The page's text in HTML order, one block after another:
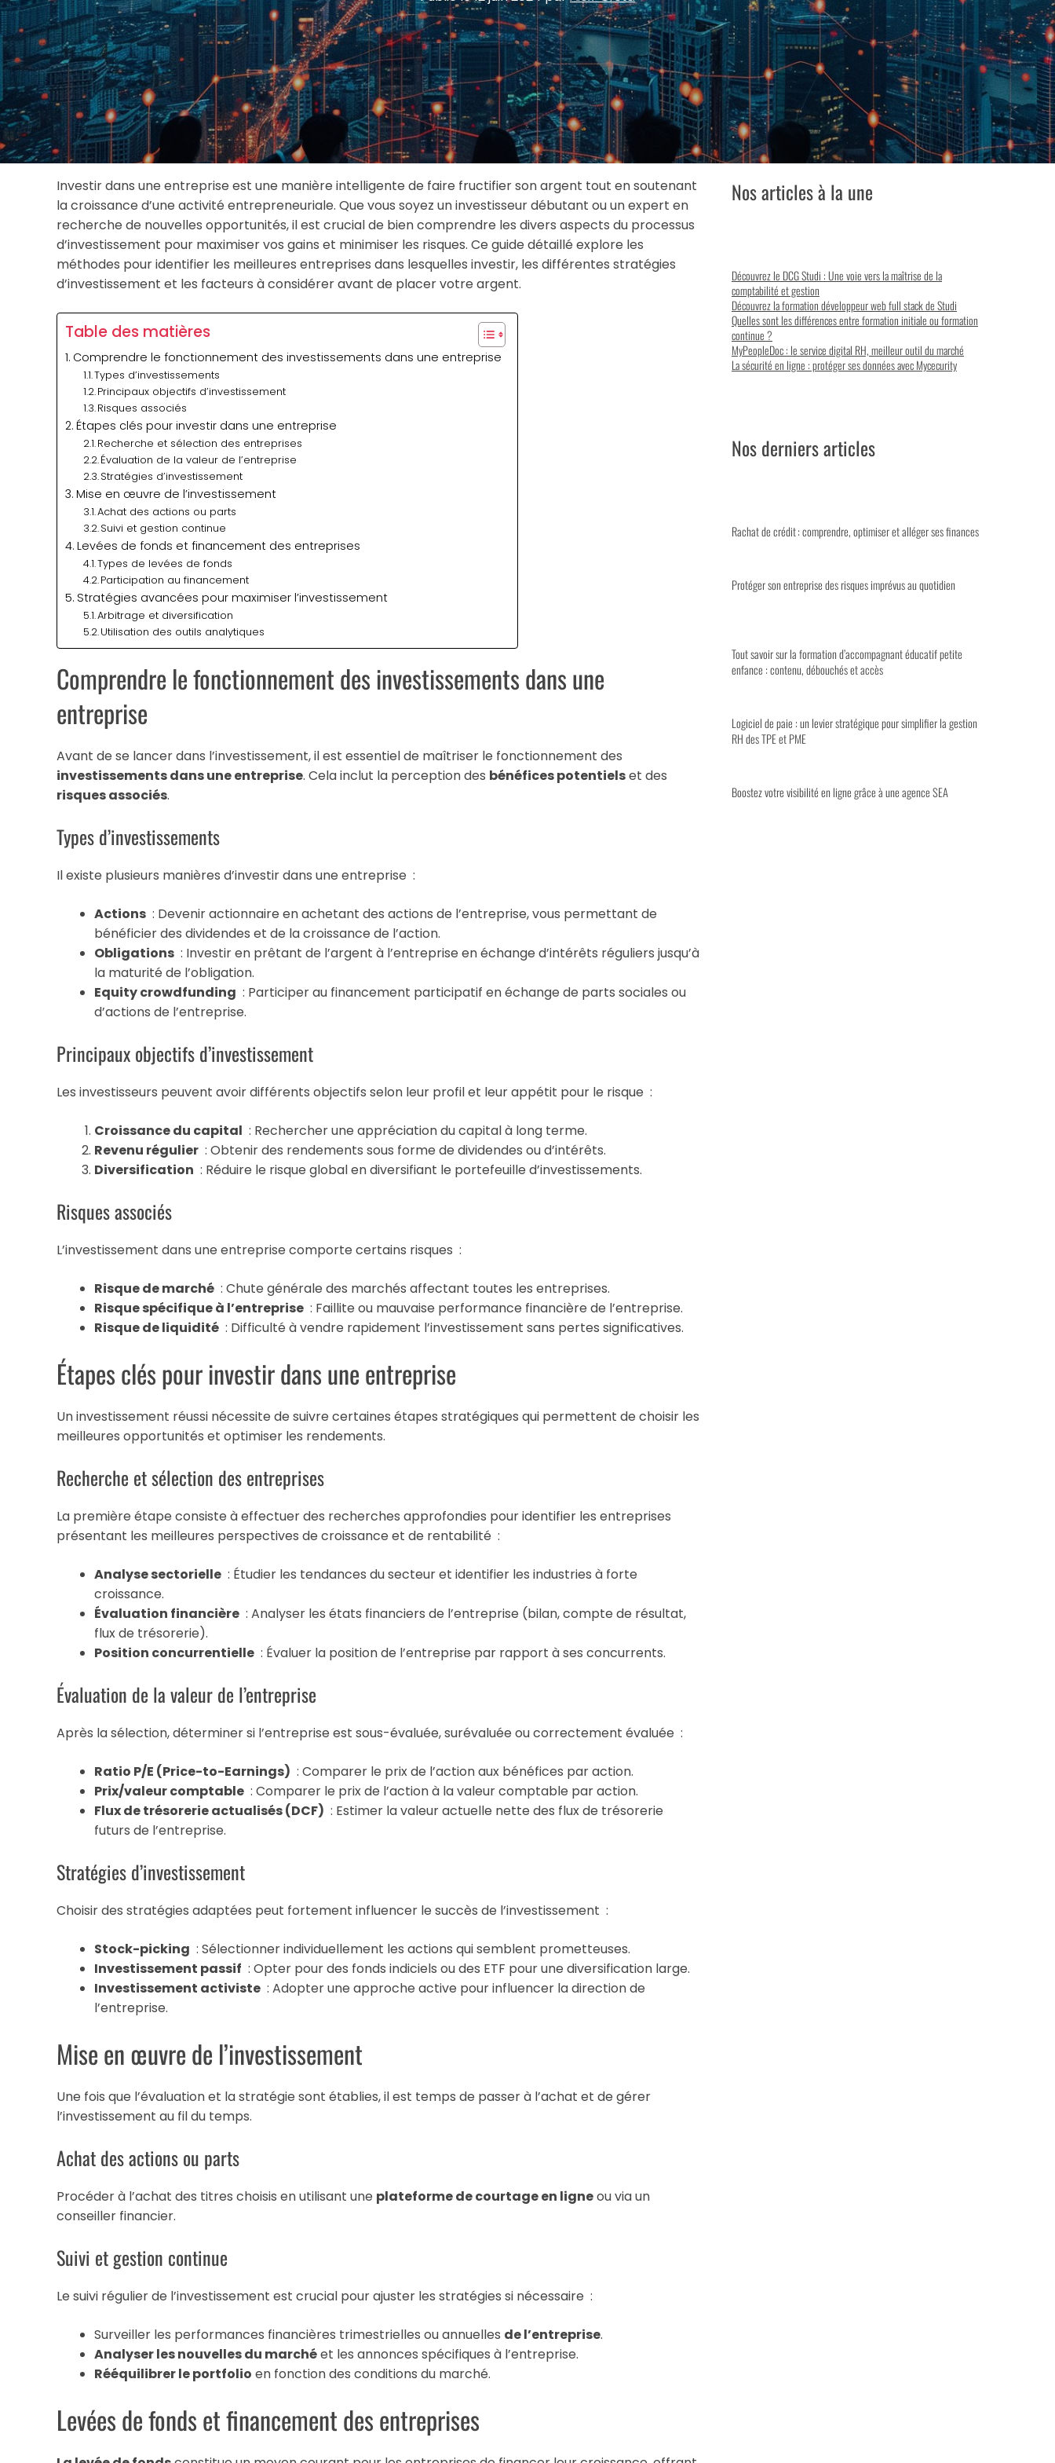
Investir dans une entreprise est une manière intelligente de faire fructifier son argent tout en soutenant
la croissance d’une activité entrepreneuriale. Que vous soyez un investisseur débutant ou un expert en
recherche de nouvelles opportunités, il est crucial de bien comprendre les divers aspects du processus
d’investissement pour maximiser vos gains et minimiser les risques. Ce guide détaillé explore les
méthodes pour identifier les meilleures entreprises dans lesquelles investir, les différentes stratégies
d’investissement et les facteurs à considérer avant de placer votre argent.
Table des matières
Comprendre le fonctionnement des investissements dans une entreprise
Types d’investissements
Principaux objectifs d’investissement
Risques associés
Étapes clés pour investir dans une entreprise
Recherche et sélection des entreprises
Évaluation de la valeur de l’entreprise
Stratégies d’investissement
Mise en œuvre de l’investissement
Achat des actions ou parts
Suivi et gestion continue
Levées de fonds et financement des entreprises
Types de levées de fonds
Participation au financement
Stratégies avancées pour maximiser l’investissement
Arbitrage et diversification
Utilisation des outils analytiques
Comprendre le fonctionnement des investissements dans une
entreprise
Avant de se lancer dans l’investissement, il est essentiel de maîtriser le fonctionnement des
investissements dans une entreprise. Cela inclut la perception des bénéfices potentielset des
risques associés.
Types d’investissements
Il existe plusieurs manières d’investir dans une entreprise :
Actions : Devenir actionnaire en achetant des actions de l’entreprise, vous permettant de
bénéficier des dividendes et de la croissance de l’action.
Obligations : Investir en prêtant de l’argent à l’entreprise en échange d’intérêts réguliers jusqu’à
la maturité de l’obligation.
Equity crowdfunding : Participer au financement participatif en échange de parts sociales ou
d’actions de l’entreprise.
Principaux objectifs d’investissement
Les investisseurs peuvent avoir différents objectifs selon leur profil et leur appétit pour le risque :
Croissance du capital : Rechercher une appréciation du capital à long terme.
Revenu régulier : Obtenir des rendements sous forme de dividendes ou d’intérêts.
Diversification : Réduire le risque global en diversifiant le portefeuille d’investissements.
Risques associés
L’investissement dans une entreprise comporte certains risques :
Risque de marché : Chute générale des marchés affectant toutes les entreprises.
Risque spécifique à l’entreprise : Faillite ou mauvaise performance financière de l’entreprise.
Risque de liquidité : Difficulté à vendre rapidement l’investissement sans pertes significatives.
Étapes clés pour investir dans une entreprise
Un investissement réussi nécessite de suivre certaines étapes stratégiques qui permettent de choisir les
meilleures opportunités et optimiser les rendements.
Recherche et sélection des entreprises
La première étape consiste à effectuer des recherches approfondies pour identifier les entreprises
présentant les meilleures perspectives de croissance et de rentabilité :
Analyse sectorielle : Étudier les tendances du secteur et identifier les industries à forte
croissance.
Évaluation financière : Analyser les états financiers de l’entreprise (bilan, compte de résultat,
flux de trésorerie).
Position concurrentielle : Évaluer la position de l’entreprise par rapport à ses concurrents.
Évaluation de la valeur de l’entreprise
Après la sélection, déterminer si l’entreprise est sous-évaluée, surévaluée ou correctement évaluée :
Ratio P/E (Price-to-Earnings) : Comparer le prix de l’action aux bénéfices par action.
Prix/valeur comptable : Comparer le prix de l’action à la valeur comptable par action.
Flux de trésorerie actualisés (DCF) : Estimer la valeur actuelle nette des flux de trésorerie
futurs de l’entreprise.
Stratégies d’investissement
Choisir des stratégies adaptées peut fortement influencer le succès de l’investissement :
Stock-picking : Sélectionner individuellement les actions qui semblent prometteuses.
Investissement passif : Opter pour des fonds indiciels ou des ETF pour une diversification large.
Investissement activiste : Adopter une approche active pour influencer la direction de
l’entreprise.
Mise en œuvre de l’investissement
Une fois que l’évaluation et la stratégie sont établies, il est temps de passer à l’achat et de gérer
l’investissement au fil du temps.
Achat des actions ou parts
Procéder à l’achat des titres choisis en utilisant une plateforme de courtage en ligneou via un
conseiller financier.
Suivi et gestion continue
Le suivi régulier de l’investissement est crucial pour ajuster les stratégies si nécessaire :
Surveiller les performances financières trimestrielles ou annuelles de l’entreprise.
Analyser les nouvelles du marchéet les annonces spécifiques à l’entreprise.
Rééquilibrer le portfolio en fonction des conditions du marché.
Levées de fonds et financement des entreprises
Nos articles à la une
Découvrez le DCG Studi : Une voie vers la maîtrise de la
comptabilité et gestion
Découvrez la formation développeur web full stack de Studi
Quelles sont les différences entre formation initiale ou formation
continue ?
MyPeopleDoc : le service digital RH, meilleur outil du marché
La sécurité en ligne : protéger ses données avec Mycecurity
Nos derniers articles
Rachat de crédit : comprendre, optimiser et alléger ses finances
Protéger son entreprise des risques imprévus au quotidien
Tout savoir sur la formation d’accompagnant éducatif petite
enfance : contenu, débouchés et accès
Logiciel de paie : un levier stratégique pour simplifier la gestion
RH des TPE et PME
Boostez votre visibilité en ligne grâce à une agence SEA